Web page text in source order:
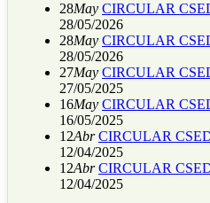
28May CIRCULAR
28/05/2026
28May CIRCULAR
28/05/2026
27May CIRCULAR
27/05/2025
16May CIRCULAR
16/05/2025
12Abr CIRCULAR
12/04/2025
12Abr CIRCULAR
12/04/2025